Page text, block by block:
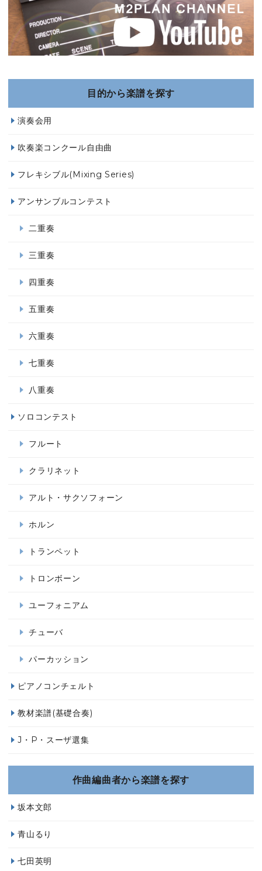
目的から楽譜を探す
演奏会用
吹奏楽コンクール自由曲
フレキシブル(Mixing Series)
アンサンブルコンテスト
二重奏
三重奏
四重奏
五重奏
六重奏
七重奏
八重奏
ソロコンテスト
フルート
クラリネット
アルト・サクソフォーン
ホルン
トランペット
トロンボーン
ユーフォニアム
チューバ
パーカッション
ピアノコンチェルト
教材楽譜(基礎合奏)
J・P・スーザ選集
作曲編曲者から楽譜を探す
坂本文郎
青山るり
七田英明